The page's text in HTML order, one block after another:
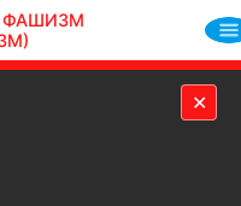
ФАШИЗМ
✕